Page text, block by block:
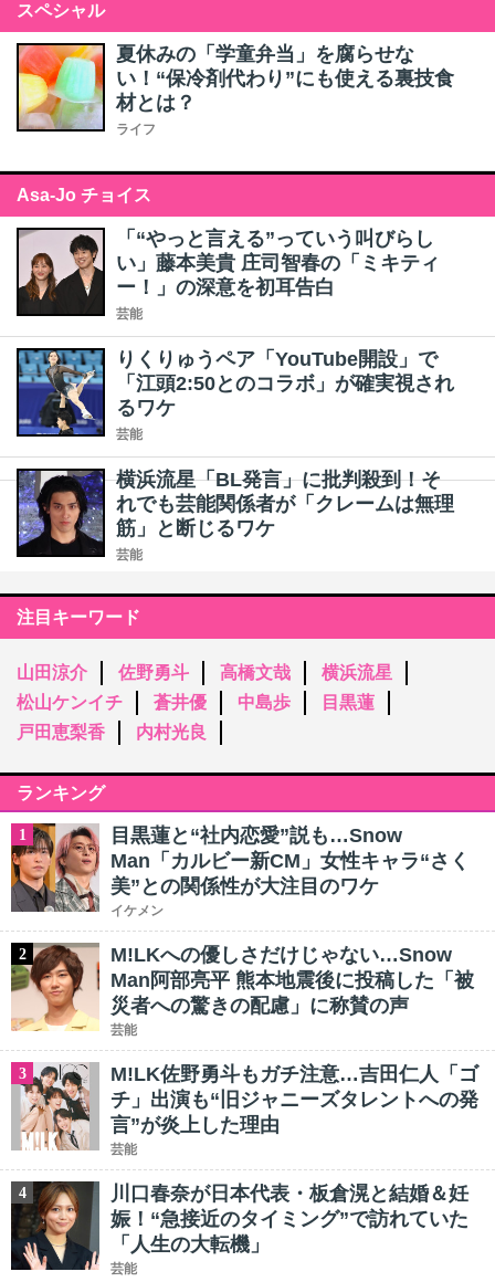
スペシャル
夏休みの「学童弁当」を腐らせな
い！“保冷剤代わり”にも使える裏技食
材とは？
ライフ
Asa-Jo チョイス
「“やっと言える”っていう叫びらし
い」藤本美貴 庄司智春の「ミキティ
ー！」の深意を初耳告白
芸能
りくりゅうペア「YouTube開設」で
「江頭2:50とのコラボ」が確実視され
るワケ
芸能
横浜流星「BL発言」に批判殺到！そ
れでも芸能関係者が「クレームは無理
筋」と断じるワケ
芸能
注目キーワード
山田涼介 佐野勇斗 高橋文哉
横浜流星
松山ケンイチ
蒼井優 中島歩
目黒蓮
戸田恵梨香
内村光良
ランキング
1
目黒蓮と“社内恋愛”説も…Snow
Man「カルビー新CM」女性キャラ“さく
美”との関係性が大注目のワケ
イケメン
2
M!LKへの優しさだけじゃない…Snow
Man阿部亮平 熊本地震後に投稿した「被
災者への驚きの配慮」に称賛の声
芸能
3
M!LK佐野勇斗もガチ注意…吉田仁人「ゴ
チ」出演も“旧ジャニーズタレントへの発
言”が炎上した理由
芸能
4
川口春奈が日本代表・板倉滉と結婚＆妊
娠！“急接近のタイミング”で訪れていた
「人生の大転機」
芸能